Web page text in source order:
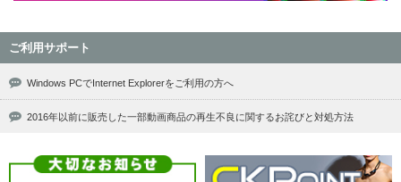
ご利用サポート
Windows PCでInternet Explorerをご利用の方へ
2016年以前に販売した一部動画商品の再生不良に関するお詫びと対処方法